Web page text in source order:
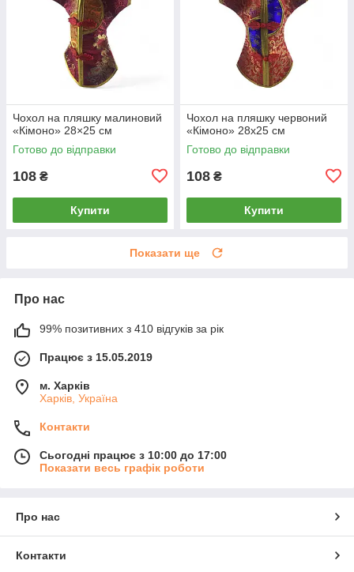
Чохол на пляшку малиновий
«Кімоно» 28×25 см
Готово до відправки
108 ₴
Купити
Чохол на пляшку червоний
«Кімоно» 28х25 см
Готово до відправки
108 ₴
Купити
Показати ще
Про нас
99% позитивних з 410 відгуків за рік
Працює з 15.05.2019
м. Харків
Харків, Україна
Контакти
Сьогодні працює з 10:00 до 17:00
Показати весь графік роботи
Про нас
Контакти